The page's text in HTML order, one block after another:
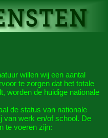
willen wij een aantal
te zorgen dat het totale
worden de huidige nationale
de status van nationale
van werk en/of school. De
te voeren zijn: